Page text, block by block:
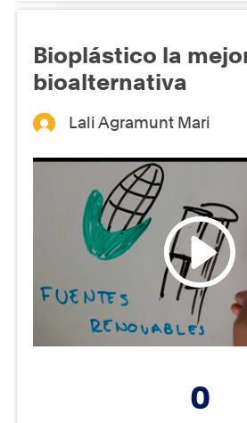
Bioplástico la
bioalternativa
Lali Agramunt Mari
0